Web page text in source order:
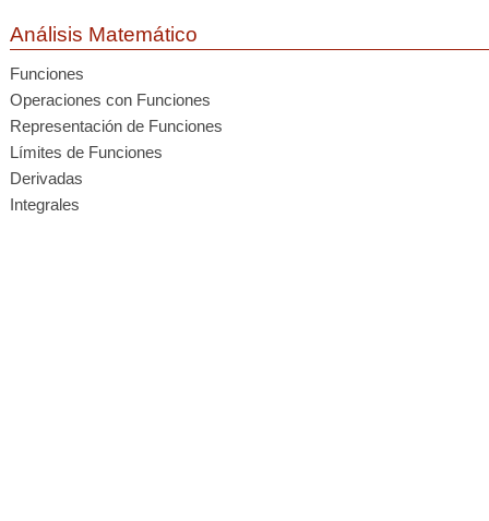
Análisis Matemático
Funciones
Operaciones con Funciones
Representación de Funciones
Límites de Funciones
Derivadas
Integrales